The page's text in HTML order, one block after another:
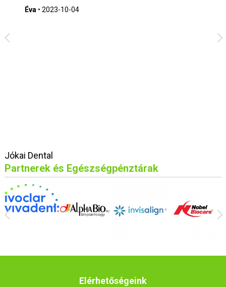
Éva• 2023-10-04
Jókai Dental
Partnerek és Egészségpénztárak
Elérhetőségeink